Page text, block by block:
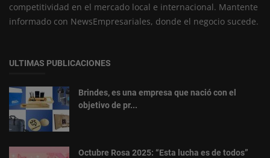
competitividad en el mercado local e internacional. Mantente
informado con NewsEmpresariales, donde el negocio sucede.
ULTIMAS PUBLICACIONES
Brindes, es una empresa que nació con el
objetivo de pr...
Octubre Rosa 2025: “Esta lucha es de todos”